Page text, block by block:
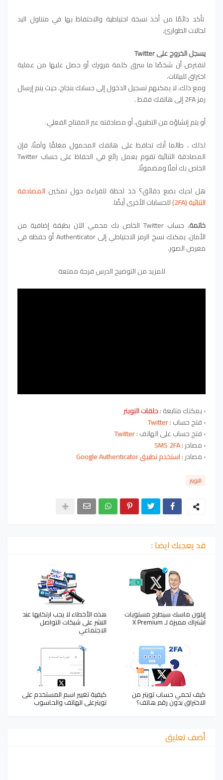
تأكد دائمًا من أخذ نسخة احتياطية والاحتفاظ بها في متناول اليد
لحالات الطوارئ.
يسجل الخروج على Twitter
لنفترض أن شخصًا ما سرق كلمة مرورك أو حصل عليها من عملية
اختراق للبيانات.
ومع ذلك، لا يمكنهم تسجيل الدخول إلى حسابك بنجاح، حيث يتم إرسال
رمز 2FA إلى هاتفك فقط .
أو يتم إنشاؤه من التطبيق، أو مصادقته عبر المفتاح الفعلي.
لذلك ، طالما أنك تحافظ على هاتفك المحمول مغلقًا وآمنًا، فإن
المصادقة الثنائية تقوم بعمل رائع في الحفاظ على حساب Twitter
الخاص بك آمنًا ومضمونًا.
هل لديك بضع دقائق؟ خذ لحظة للقراءة حول تمكين المصادقة
الثنائية (2FA)
للحسابات الأخرى أيضًا.
خاتمة،
حساب Twitter الخاص بك محمي الآن بطبقة إضافية من
الأمان. يمكنك نسخ الرمز الاحتياطي إلى Authenticator أو حفظه في
معرض الصور.
للمزيد من التوضيح الدرس فرجة ممتعة
›يمكنك متابعة :حلقات التويتر
›فتح حساب :Twitter
›فتح حساب على الهاتف :Twitter
› مصادر :SMS 2FA
› مصادر :استخدم تطبيق Google Authenticator
التويتر
قد يعجبك ايضا :
إيلون ماسك سيطرح مستويات
اشتراك مميزة لـ X Premium
هذه الأخطاء لا يجب ارتكابها عند
النشر على شبكات التواصل
الاجتماعي
كيف تحمي حساب تويتر من
الاختراق بدون رقم هاتف؟
كيفية تغيير اسم المستخدم على
تويترعلى الهاتف والحاسوب
أضف تعليق